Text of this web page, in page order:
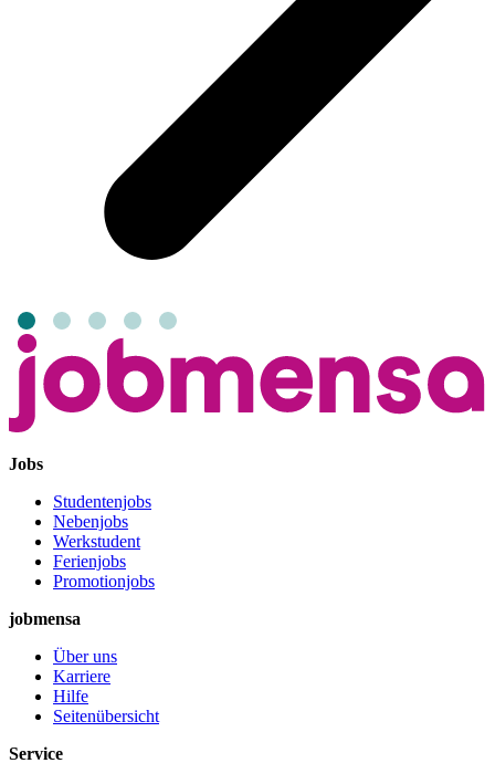
Jobs
Studentenjobs
Nebenjobs
Werkstudent
Ferienjobs
Promotionjobs
jobmensa
Über uns
Karriere
Hilfe
Seitenübersicht
Service